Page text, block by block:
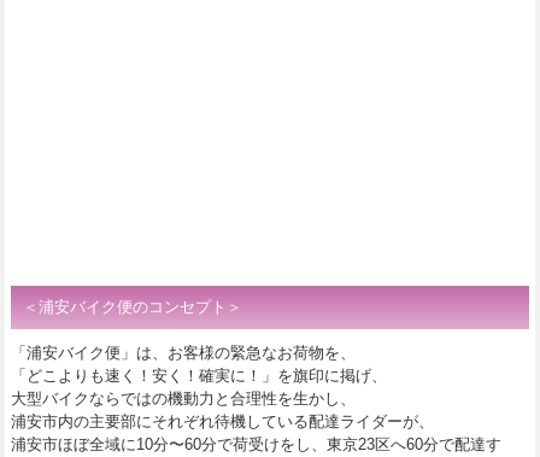
＜浦安バイク便のコンセプト＞
「浦安バイク便 」は、お客様の緊急なお荷物を、
「どこよりも速く！安く！確実に！」を旗印に掲げ、
大型バイクならではの機動力と合理性を生かし、
浦安市内の主要部にそれぞれ待機している配達ライダーが、
浦安市ほぼ全域に10分〜60分で荷受けをし、東京23区へ60分で配達す